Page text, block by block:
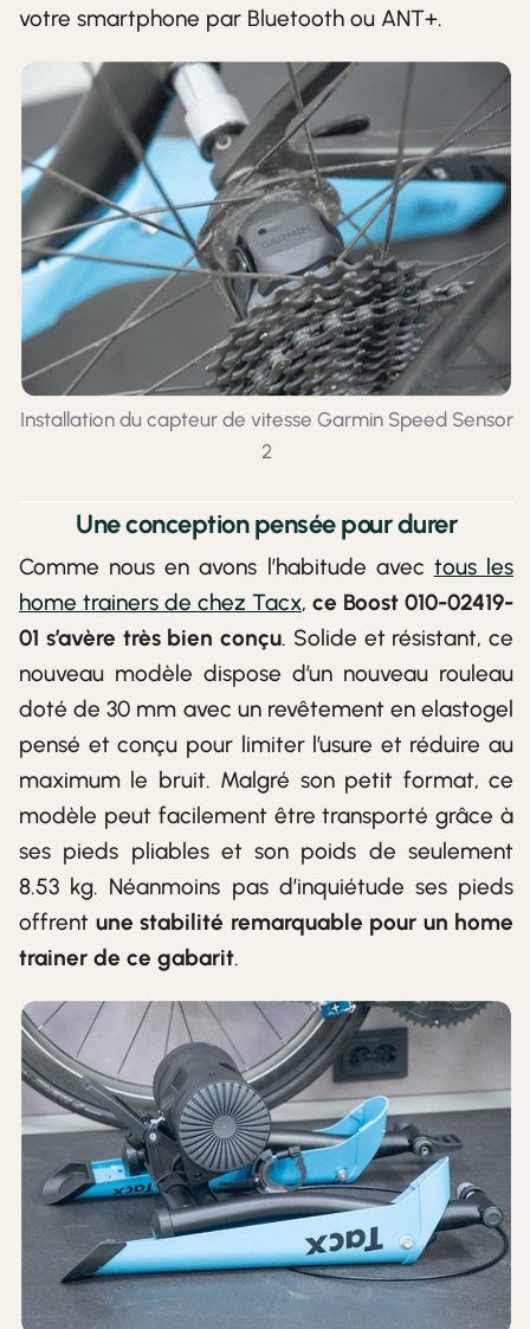
votre smartphone par Bluetooth ou ANT+.
Installation du capteur de vitesse Garmin Speed Sensor
2
Une conception pensée pour durer
Comme nous en avons l’habitude avec tous les
home trainers de chez Tacx, ce Boost 010-02419-
01 s’avère très bien conçu. Solide et résistant, ce
nouveau modèle dispose d’un nouveau rouleau
doté de 30 mm avec un revêtement en elastogel
pensé et conçu pour limiter l’usure et réduire au
maximum le bruit. Malgré son petit format, ce
modèle peut facilement être transporté grâce à
ses pieds pliables et son poids de seulement
8.53 kg. Néanmoins pas d’inquiétude ses pieds
offrent une stabilité remarquable pour un home
trainer de ce gabarit.